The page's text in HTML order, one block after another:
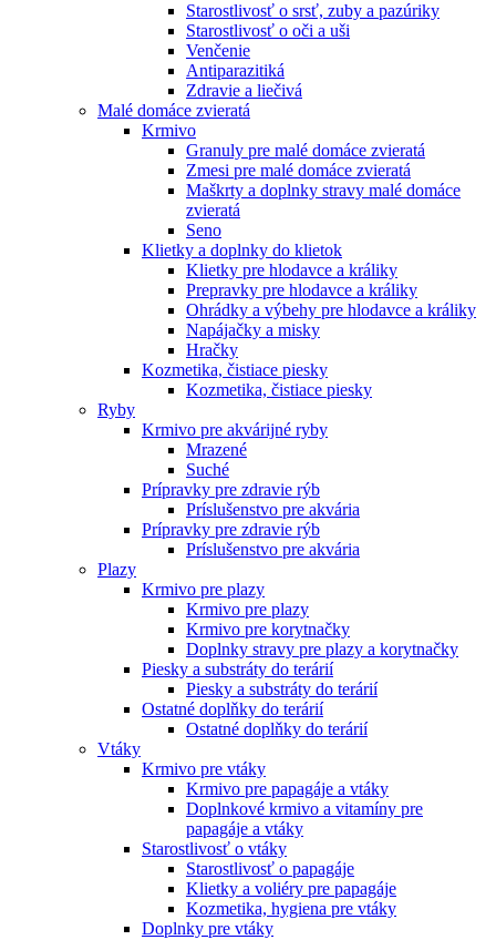
Starostlivosť o srsť, zuby a pazúriky
Starostlivosť o oči a uši
Venčenie
Antiparazitiká
Zdravie a liečivá
Malé domáce zvieratá
Krmivo
Granuly pre malé domáce zvieratá
Zmesi pre malé domáce zvieratá
Maškrty a doplnky stravy malé domáce
zvieratá
Seno
Klietky a doplnky do klietok
Klietky pre hlodavce a králiky
Prepravky pre hlodavce a králiky
Ohrádky a výbehy pre hlodavce a králiky
Napájačky a misky
Hračky
Kozmetika, čistiace piesky
Kozmetika, čistiace piesky
Ryby
Krmivo pre akvárijné ryby
Mrazené
Suché
Prípravky pre zdravie rýb
Príslušenstvo pre akvária
Prípravky pre zdravie rýb
Príslušenstvo pre akvária
Plazy
Krmivo pre plazy
Krmivo pre plazy
Krmivo pre korytnačky
Doplnky stravy pre plazy a korytnačky
Piesky a substráty do terárií
Piesky a substráty do terárií
Ostatné doplňky do terárií
Ostatné doplňky do terárií
Vtáky
Krmivo pre vtáky
Krmivo pre papagáje a vtáky
Doplnkové krmivo a vitamíny pre
papagáje a vtáky
Starostlivosť o vtáky
Starostlivosť o papagáje
Klietky a voliéry pre papagáje
Kozmetika, hygiena pre vtáky
Doplnky pre vtáky